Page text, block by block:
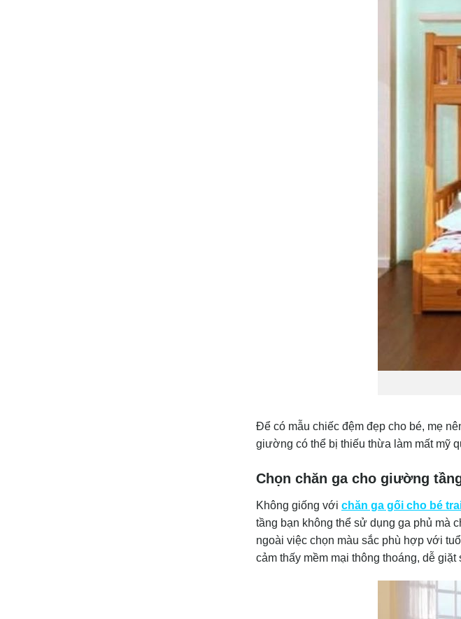
Để có mẫu chiếc đệm đẹp cho bé, mẹ
giường có thể bị thiếu thừa làm mất mỹ
Chọn chăn ga cho giường
Không giống với chăn ga gối cho bé
tầng bạn không thể sử dụng ga phủ mà
ngoài việc chọn màu sắc phù hợp với
cảm thấy mềm mại thông thoáng, dễ giặt